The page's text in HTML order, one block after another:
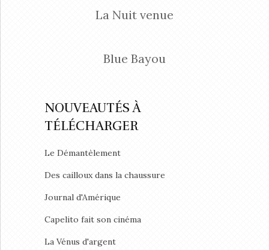
La Nuit venue
Blue Bayou
NOUVEAUTÉS À
TÉLÉCHARGER
Le Démantèlement
Des cailloux dans la chaussure
Journal d'Amérique
Capelito fait son cinéma
La Vénus d'argent